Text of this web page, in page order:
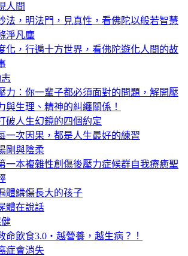
人間
法，明法門，見真性，看佛陀以般若智慧
淨凡塵
化，行遍十方世界，看佛陀遊化人間的故
力：你一輩子都必須面對的問題，解開壓
與生理、精神的糾纏關係！
破人生幻鏡的四個約定
一次因果，都是人生最好的練習
剛與陰柔
一本複雜性創傷後壓力症候群自我療癒聖
體鱗傷長大的孩子
體在說話
命飲食3.0‧越營養，越生病？！
症會消失